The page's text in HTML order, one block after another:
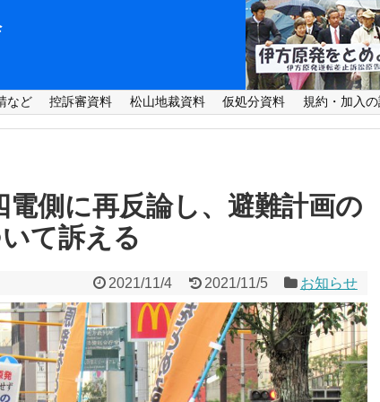
など 控訴審資料 松山地裁資料 仮処分資料 規約・加入
側に再反論し、避難計画の
て訴える
2021/11/4 2021/11/5 お知らせ